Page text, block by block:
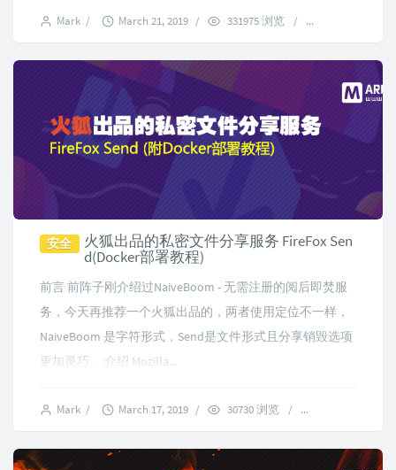
Mark / March 21, 2019 / 331975 浏览 /
安全
火狐出品的私密文件分享服务 FireFox Sen
d(Docker部署教程)
前言 前阵子刚介绍过NaiveBoom - 无需注册的阅后即焚服
务，今天再推荐一个火狐出品的，两者使用定位不一样，
NaiveBoom 是字符形式，Send是文件形式且分享销毁选项
更加灵巧。 介绍 Mozilla...
Mark / March 17, 2019 / 30730 浏览 /